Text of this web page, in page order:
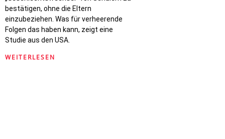
bestätigen, ohne die Eltern
einzubeziehen. Was für verheerende
Folgen das haben kann, zeigt eine
Studie aus den USA.
WEITERLESEN